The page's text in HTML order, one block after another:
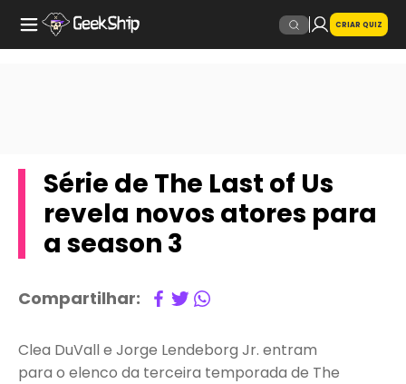
CRIAR QUIZ
Série de The Last of Us
revela novos atores para
a season 3
Compartilhar:
Clea DuVall e Jorge Lendeborg Jr. entram
para o elenco da terceira temporada de The